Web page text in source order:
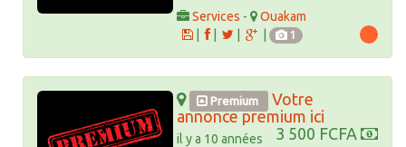
Services -
Ouakam
|
1
Premium
Votre
annonce premium ici
3 500 FCFA
il y a 10 années